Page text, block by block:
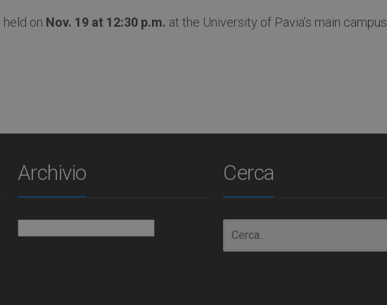
held on Nov. 19 at 12:30 p.m. at the University of Pavia’s main campus.
Archivio Cerca